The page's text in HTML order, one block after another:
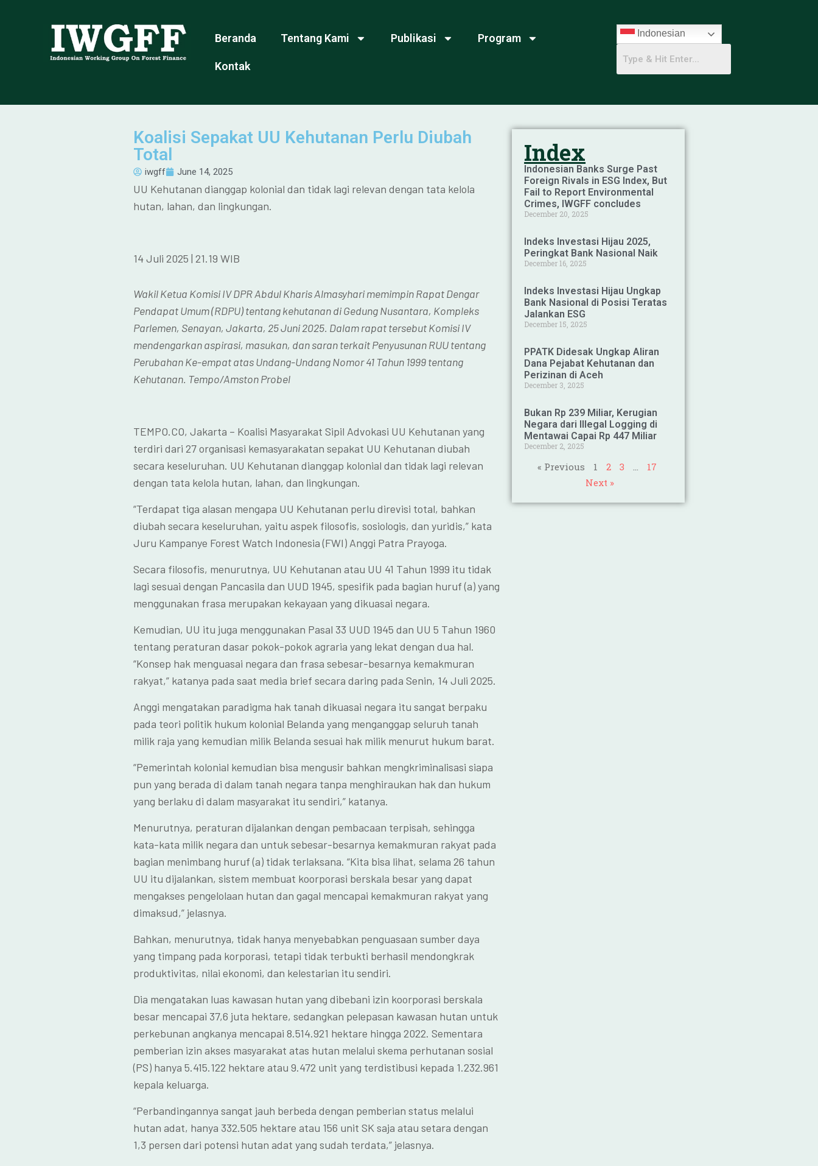
Beranda Tentang Kami Publikasi Program
Kontak
Indonesian
Koalisi Sepakat UU Kehutanan Perlu Diubah
Total
iwgff June 14, 2025
UU Kehutanan dianggap kolonial dan tidak lagi relevan dengan tata kelola
hutan, lahan, dan lingkungan.
14 Juli 2025 | 21.19 WIB
Wakil Ketua Komisi IV DPR Abdul Kharis Almasyhari memimpin Rapat Dengar
Pendapat Umum (RDPU) tentang kehutanan di Gedung Nusantara, Kompleks
Parlemen, Senayan, Jakarta, 25 Juni 2025. Dalam rapat tersebut Komisi IV
mendengarkan aspirasi, masukan, dan saran terkait Penyusunan RUU tentang
Perubahan Ke-empat atas Undang-Undang Nomor 41 Tahun 1999 tentang
Kehutanan. Tempo/Amston Probel
TEMPO.CO, Jakarta – Koalisi Masyarakat Sipil Advokasi UU Kehutanan yang
terdiri dari 27 organisasi kemasyarakatan sepakat UU Kehutanan diubah
secara keseluruhan. UU Kehutanan dianggap kolonial dan tidak lagi relevan
dengan tata kelola hutan, lahan, dan lingkungan.
“Terdapat tiga alasan mengapa UU Kehutanan perlu direvisi total, bahkan
diubah secara keseluruhan, yaitu aspek filosofis, sosiologis, dan yuridis,” kata
Juru Kampanye Forest Watch Indonesia (FWI) Anggi Patra Prayoga.
Secara filosofis, menurutnya, UU Kehutanan atau UU 41 Tahun 1999 itu tidak
lagi sesuai dengan Pancasila dan UUD 1945, spesifik pada bagian huruf (a) yang
menggunakan frasa merupakan kekayaan yang dikuasai negara.
Kemudian, UU itu juga menggunakan Pasal 33 UUD 1945 dan UU 5 Tahun 1960
tentang peraturan dasar pokok-pokok agraria yang lekat dengan dua hal.
“Konsep hak menguasai negara dan frasa sebesar-besarnya kemakmuran
rakyat,” katanya pada saat media brief secara daring pada Senin, 14 Juli 2025.
Anggi mengatakan paradigma hak tanah dikuasai negara itu sangat berpaku
pada teori politik hukum kolonial Belanda yang menganggap seluruh tanah
milik raja yang kemudian milik Belanda sesuai hak milik menurut hukum barat.
“Pemerintah kolonial kemudian bisa mengusir bahkan mengkriminalisasi siapa
pun yang berada di dalam tanah negara tanpa menghiraukan hak dan hukum
yang berlaku di dalam masyarakat itu sendiri,” katanya.
Menurutnya, peraturan dijalankan dengan pembacaan terpisah, sehingga
kata-kata milik negara dan untuk sebesar-besarnya kemakmuran rakyat pada
bagian menimbang huruf (a) tidak terlaksana. “Kita bisa lihat, selama 26 tahun
UU itu dijalankan, sistem membuat koorporasi berskala besar yang dapat
mengakses pengelolaan hutan dan gagal mencapai kemakmuran rakyat yang
dimaksud,” jelasnya.
Bahkan, menurutnya, tidak hanya menyebabkan penguasaan sumber daya
yang timpang pada korporasi, tetapi tidak terbukti berhasil mendongkrak
produktivitas, nilai ekonomi, dan kelestarian itu sendiri.
Dia mengatakan luas kawasan hutan yang dibebani izin koorporasi berskala
besar mencapai 37,6 juta hektare, sedangkan pelepasan kawasan hutan untuk
perkebunan angkanya mencapai 8.514.921 hektare hingga 2022. Sementara
pemberian izin akses masyarakat atas hutan melalui skema perhutanan sosial
(PS) hanya 5.415.122 hektare atau 9.472 unit yang terdistibusi kepada 1.232.961
kepala keluarga.
“Perbandingannya sangat jauh berbeda dengan pemberian status melalui
hutan adat, hanya 332.505 hektare atau 156 unit SK saja atau setara dengan
1,3 persen dari potensi hutan adat yang sudah terdata,” jelasnya.
Index
Indonesian Banks Surge Past
Foreign Rivals in ESG Index, But
Fail to Report Environmental
Crimes, IWGFF concludes
December 20, 2025
Indeks Investasi Hijau 2025,
Peringkat Bank Nasional Naik
December 16, 2025
Indeks Investasi Hijau Ungkap
Bank Nasional di Posisi Teratas
Jalankan ESG
December 15, 2025
PPATK Didesak Ungkap Aliran
Dana Pejabat Kehutanan dan
Perizinan di Aceh
December 3, 2025
Bukan Rp 239 Miliar, Kerugian
Negara dari Illegal Logging di
Mentawai Capai Rp 447 Miliar
December 2, 2025
« Previous 1 2 3 …
17
Next »